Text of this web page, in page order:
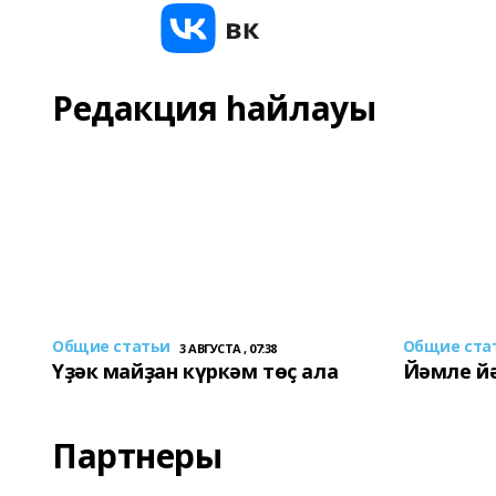
Редакция һайлауы
Общие статьи 3 АВГУСТА , 07:38
Үҙәк майҙан күркәм төҫ ала
Общие
Йәмле
Партнеры